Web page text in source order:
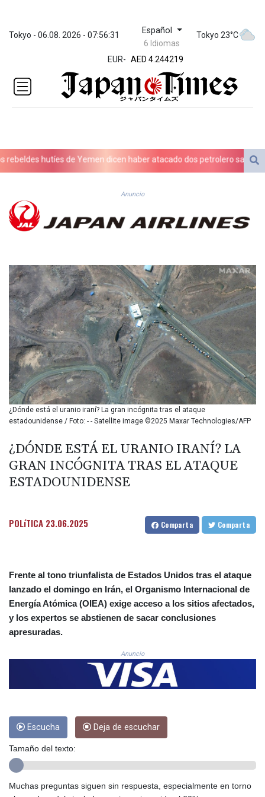
Tokyo - 06.08. 2026 - 07:56:31 Español
6 Idiomas
Tokyo 23°C
EUR-
ZWL 372.08152
AED 4.244219
AED 4.244219
AFN 76.265188
ALL 93.244792
AMD
ARS
1728.896998
AWG 2.08285
BAM 1.957416
BBD 2.326121
BIF 3457.935899
BMD 1.155534
BND 1.480923
BOB 14.026278
BRL 5.937709
BSD 1.154954
BTN 109.797185
BWP 15.661864
BYN 3.41582
BYR
22648.469045
BZD 2.322768
CAD 1.619538
2612.662718
CHF 0.93298
CNY 7.799522
CNH 7.797857
CUC 1.155534
CUP 30.621655
CVE 110.582239
CZK 24.19053
DOP 67.310099
DZD 153.620497
EGP 57.544214
FJD 2.554311
FKP 0.85882
GEL 3.021745
GHS 13.548654
hutíes de Yemen dicen haber atacado dos petrolero sauditas
Anuncio
¿Dónde está el uranio iraní? La gran incógnita tras el ataque
estadounidense / Foto: - - Satellite image ©2025 Maxar Technologies/AFP
¿DÓNDE ESTÁ EL URANIO IRANÍ? LA
GRAN INCÓGNITA TRAS EL ATAQUE
ESTADOUNIDENSE
POLíTICA 23.06.2025 Comparta Comparta
Frente al tono triunfalista de Estados Unidos tras el ataque
lanzado el domingo en Irán, el Organismo Internacional de
Energía Atómica (OIEA) exige acceso a los sitios afectados,
y los expertos se abstienen de sacar conclusiones
apresuradas.
Anuncio
Escucha Deja de escuchar
Tamaño del texto:
Muchas preguntas siguen sin respuesta, especialmente en torno